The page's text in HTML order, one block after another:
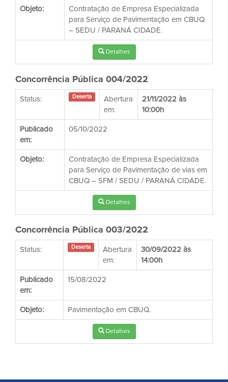
Objeto:
Contratação de Empresa Especializada
para Serviço de Pavimentação em CBUQ
– SEDU / PARANÁ CIDADE.
Detalhes
Concorrência Pública 004/2022
Status: Deserta
Abertura
em:
21/11/2022 às
10:00h
Publicado
em:
05/10/2022
Objeto:
Contratação de Empresa Especializada
para Serviço de Pavimentação de vias em
CBUQ – SFM / SEDU / PARANÁ CIDADE.
Detalhes
Concorrência Pública 003/2022
Status: Deserta
Abertura
em:
30/09/2022 às
14:00h
Publicado
em:
15/08/2022
Objeto: Pavimentação em CBUQ.
Detalhes